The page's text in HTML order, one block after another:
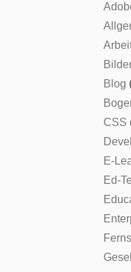
Blog
CSS
E-
Ed-